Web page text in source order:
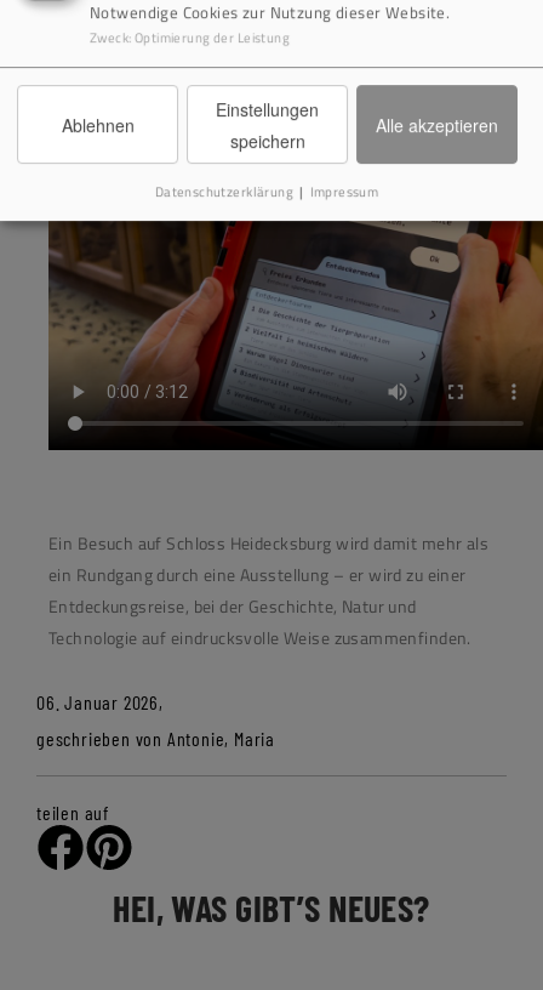
Ein Besuch auf Schloss Heidecksburg wird damit mehr als
ein Rundgang durch eine Ausstellung – er wird zu einer
Entdeckungsreise, bei der Geschichte, Natur und
Technologie auf eindrucksvolle Weise zusammenfinden.
06. Januar 2026,
geschrieben von Antonie, Maria
teilen auf
HEI, WAS GIBT’S NEUES?
Notwendige Cookies zur Nutzung dieser Website.
Zweck:Optimierung der Leistung
Ablehnen
Einstellungen
speichern
Alle akzeptieren
Datenschutzerklärung | Impressum